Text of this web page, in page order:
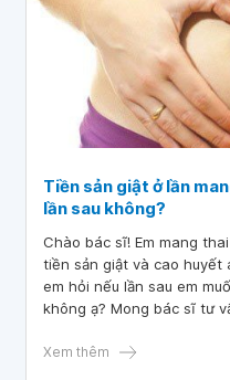
Tiền sản giật ở lần
lần sau không?
Chào bác sĩ! Em mang
tiền sản giật và cao huyết
em hỏi nếu lần sau em
không ạ? Mong bác sĩ tư
Xem thêm